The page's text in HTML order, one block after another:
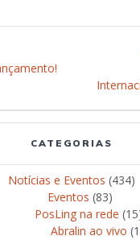
CATEGORIAS
Notícias e Eventos (434)
Eventos (83)
PosLing na rede
Abralin ao vivo